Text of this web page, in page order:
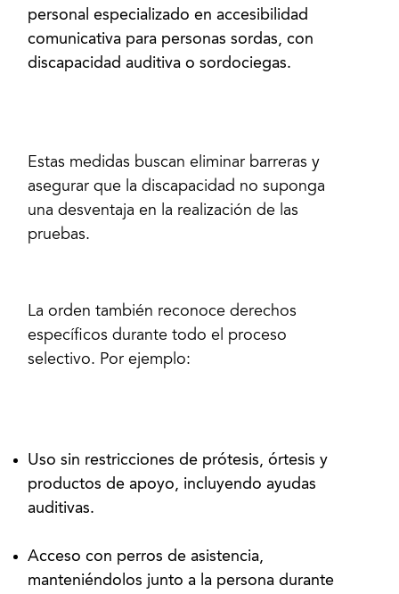
personal especializado en accesibilidad
comunicativa para personas sordas, con
discapacidad auditiva o sordociegas.
Estas medidas buscan eliminar barreras y
asegurar que la discapacidad no suponga
una desventaja en la realización de las
pruebas.
La orden también reconoce derechos
específicos durante todo el proceso
selectivo. Por ejemplo:
Uso sin restricciones de prótesis, órtesis y
productos de apoyo, incluyendo ayudas
auditivas.
Acceso con perros de asistencia,
manteniéndolos junto a la persona durante